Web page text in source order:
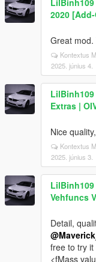
LilBinh109
2020
Great mod.
Kontextus
2025. június 4.
LilBinh109
Extras |
Nice
Kontextus
2025. június 3.
LilBinh109
Vehfuncs
Detail,
free to try
<fMass